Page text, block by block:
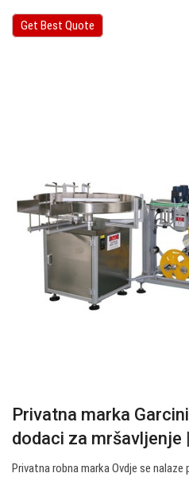
Get Best Quote
Privatna marka
dodaci za mršavljenje
Privatna robna marka Ovdje se